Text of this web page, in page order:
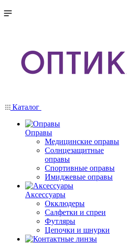
Каталог
Оправы
Медицинские оправы
Солнцезащитные
оправы
Спортивные оправы
Имиджевые оправы
Аксессуары
Окклюдеры
Салфетки и спреи
Футляры
Цепочки и шнурки